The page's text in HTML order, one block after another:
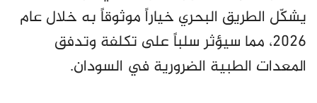
يشكّل الطريق البحري خياراً موثوقاً به خلال عام
2026، مما سيؤثر سلباً على تكلفة وتدفق
المعدات الطبية الضرورية في السودان.